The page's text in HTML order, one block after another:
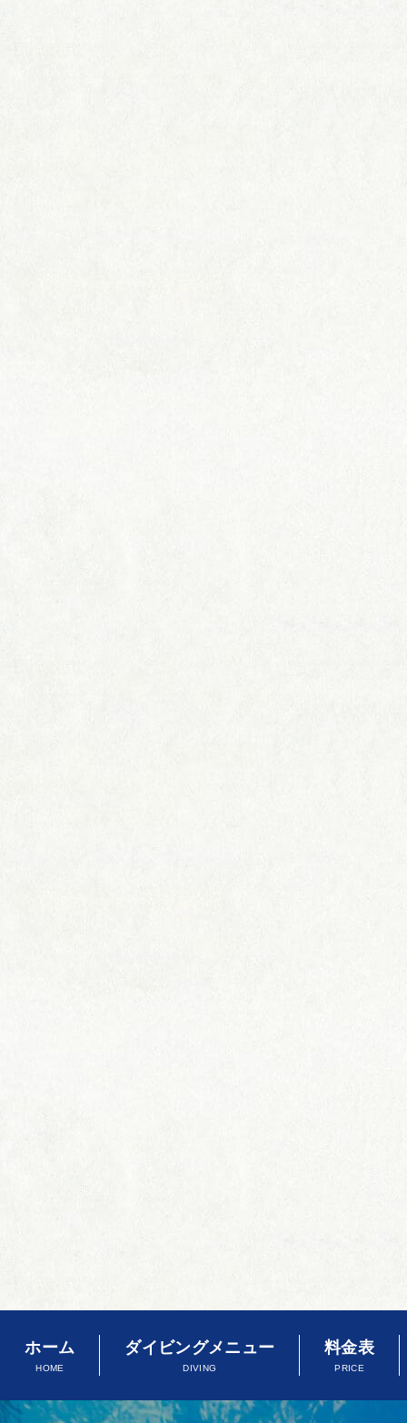
ホーム
HOME
ダイビングメニュー
DIVING
料金表
PRICE